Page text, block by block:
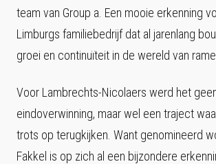
team van Group a. Een mooie erkenning
Limburgs familiebedrijf dat al jarenlang
groei en continuïteit in de wereld van
Voor Lambrechts-Nicolaers werd het
eindoverwinning, maar wel een traject
trots op terugkijken. Want genomineerd
Fakkel is op zich al een bijzondere